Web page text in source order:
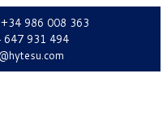
+34 986 008 363
647 931 494